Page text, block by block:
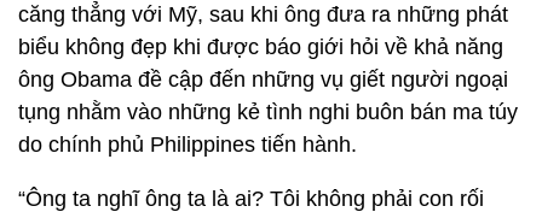
căng thẳng với Mỹ, sau khi ông đưa ra những phát
biểu không đẹp khi được báo giới hỏi về khả năng
ông Obama đề cập đến những vụ giết người ngoại
tụng nhằm vào những kẻ tình nghi buôn bán ma túy
do chính phủ Philippines tiến hành.
“Ông ta nghĩ ông ta là ai? Tôi không phải con rối